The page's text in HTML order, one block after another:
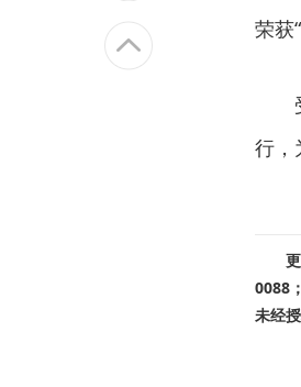
荣获
行，
0088
未经